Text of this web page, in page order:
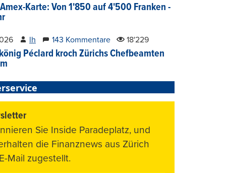
Karte: Von 1'850 auf 4'500 Franken -
lh 143 Kommentare 18'229
Péclard kroch Zürichs Chefbeamten
Sie Inside Paradeplatz, und
die Finanznews aus Zürich
Mail zugestellt.